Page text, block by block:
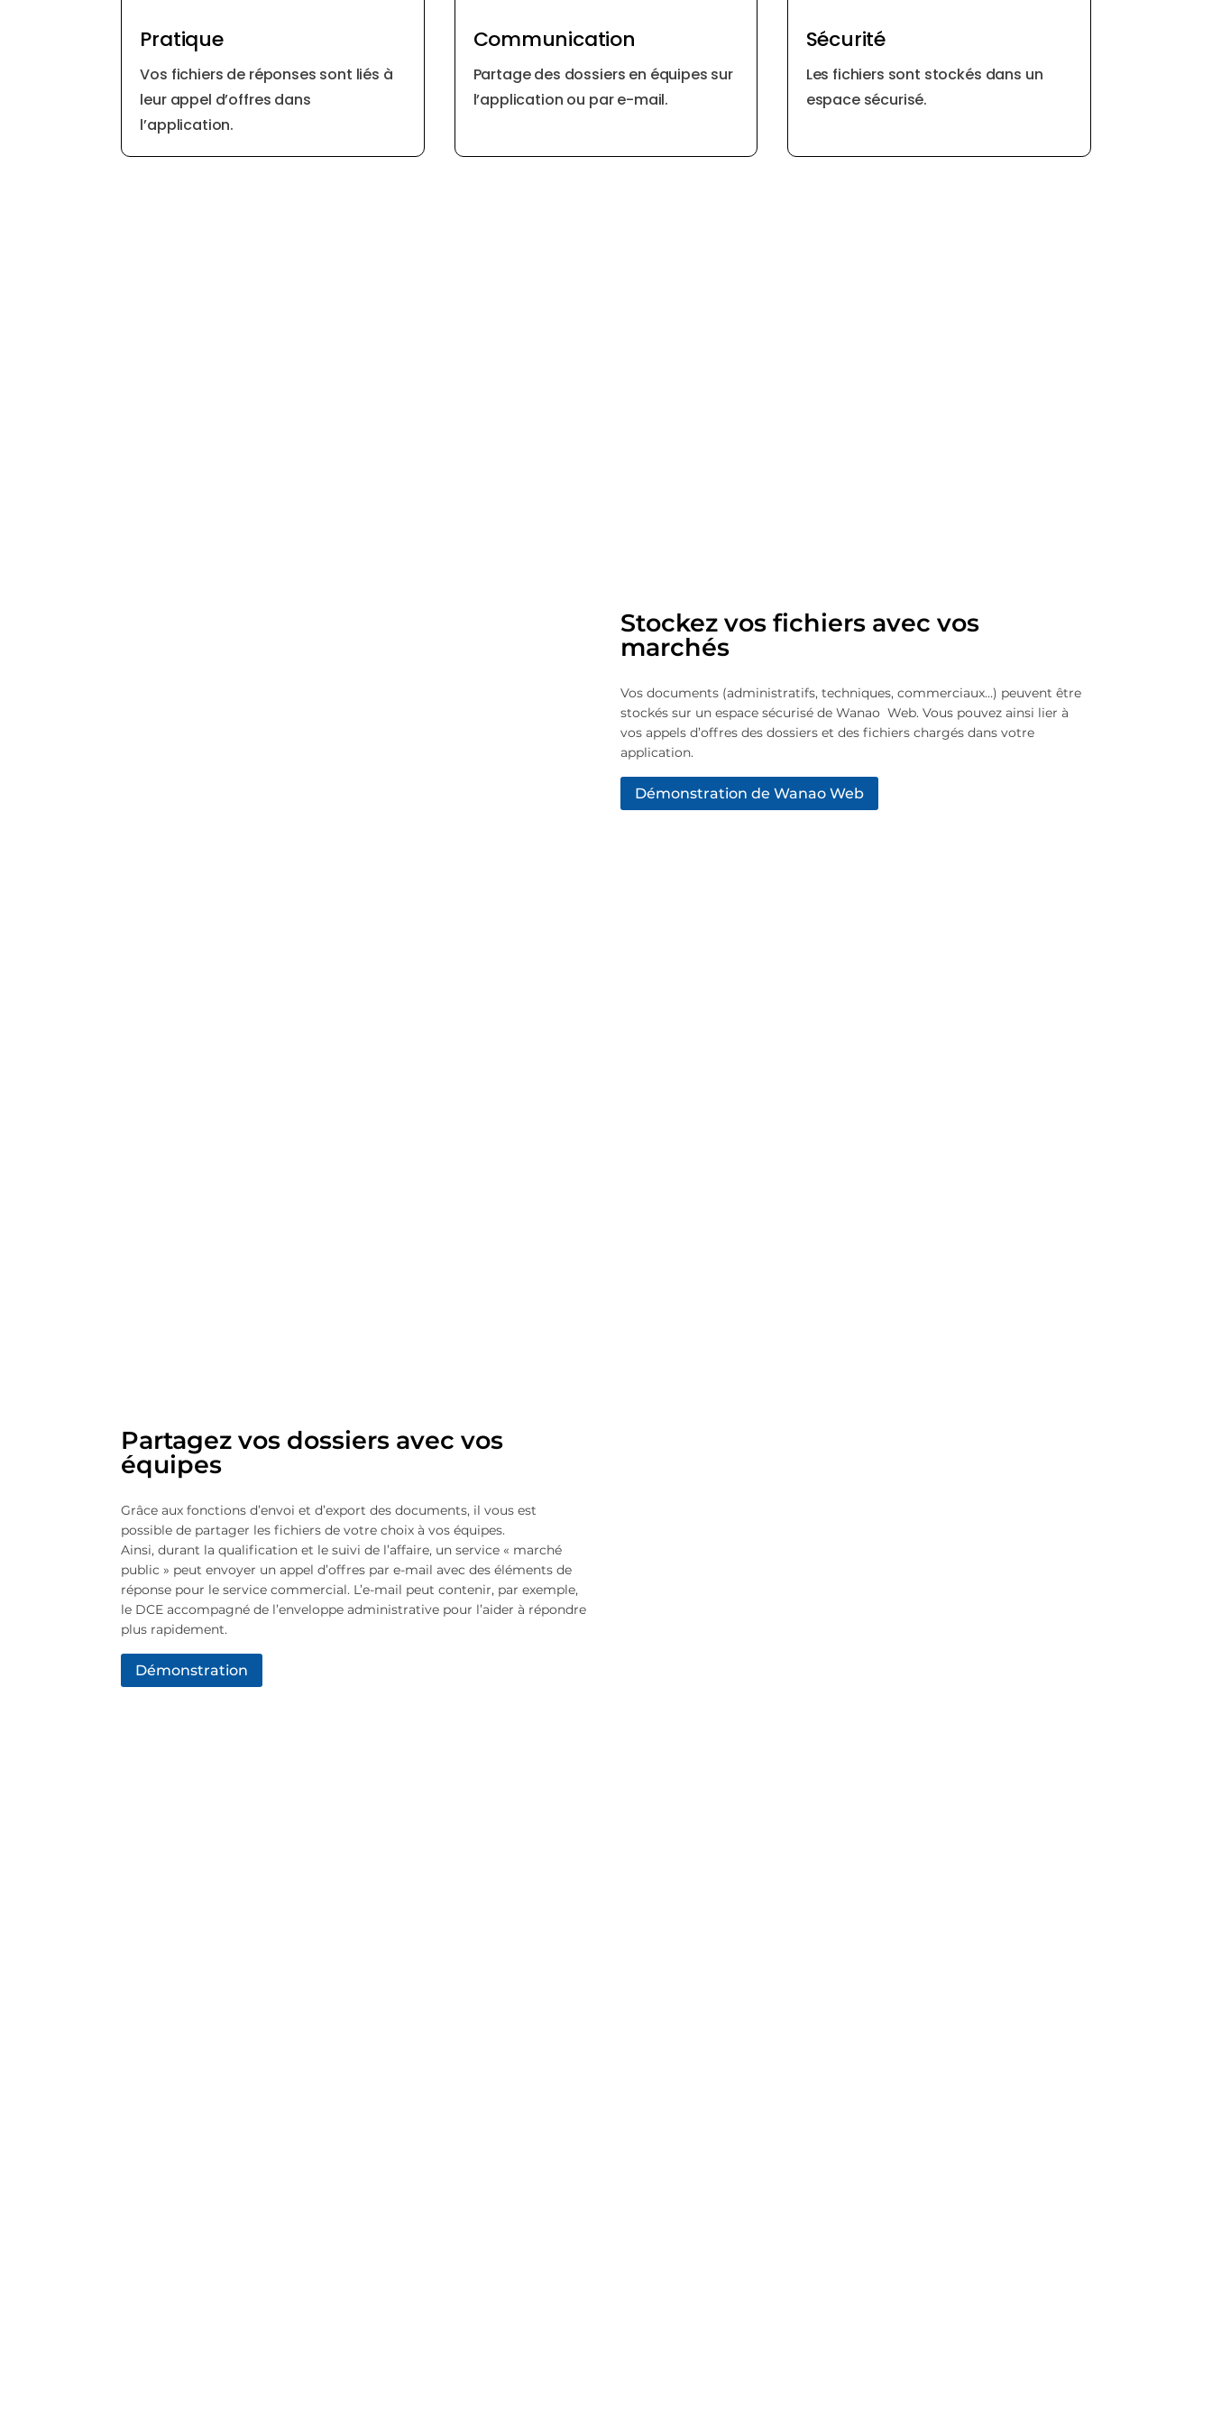
Pratique
Vos fichiers de réponses sont liés à
leur appel d’offres dans
l’application.
Communication
Partage des dossiers en équipes sur
l’application ou par e-mail.
Sécurité
Les fichiers sont stockés dans un
espace sécurisé.
Stockez vos fichiers avec vos
marchés
Vos documents (administratifs, techniques, commerciaux…) peuvent être
stockés sur un espace sécurisé de Wanao Web. Vous pouvez ainsi lier à
vos appels d’offres des dossiers et des fichiers chargés dans votre
application.
Démonstration de Wanao Web
Partagez vos dossiers avec vos
équipes
Grâce aux fonctions d’envoi et d’export des documents, il vous est
possible de partager les fichiers de votre choix à vos équipes.
Ainsi, durant la qualification et le suivi de l’affaire, un service « marché
public » peut envoyer un appel d’offres par e-mail avec des éléments de
réponse pour le service commercial. L’e-mail peut contenir, par exemple,
le DCE accompagné de l’enveloppe administrative pour l’aider à répondre
plus rapidement.
Démonstration